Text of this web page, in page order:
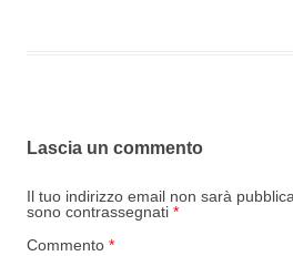
Lascia un commento
Il tuo indirizzo email non sarà
sono contrassegnati *
Commento *